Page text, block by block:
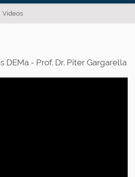
Videos
DEMa - Prof. Dr. Piter Gargarella